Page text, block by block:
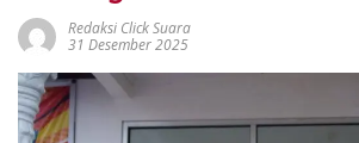
Redaksi Click Suara
31 Desember 2025